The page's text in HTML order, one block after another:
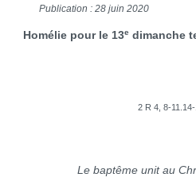
Publication : 28 juin 2020
Homélie pour le 13edimanche
2 R 4, 8-
Le baptême unit au